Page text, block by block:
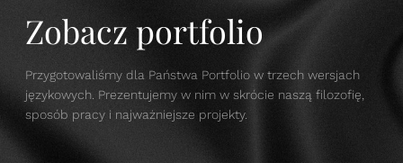
Zobacz portfolio
Przygotowaliśmy dla Państwa Portfolio w trzech wersjach
językowych. Prezentujemy w nim w skrócie naszą filozofię,
sposób pracy i najważniejsze projekty.